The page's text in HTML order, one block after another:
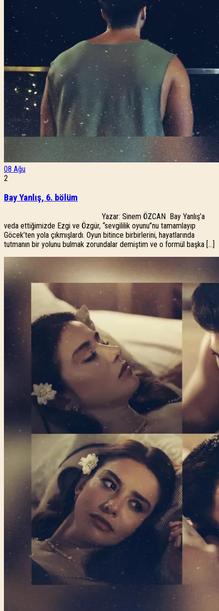
08 Ağu
2
Bay Yanlış, 6. bölüm
Yazar: Sinem ÖZCAN Bay Yanlış’a
veda ettiğimizde Ezgi ve Özgür, “sevgililik oyunu”nu tamamlayıp
Göcek’ten yola çıkmışlardı. Oyun bitince birbirlerini, hayatlarında
tutmanın bir yolunu bulmak zorundalar demiştim ve o formül başka […]